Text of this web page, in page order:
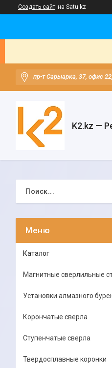
Создать сайт на Satu.kz
пр-т Сарыарка, 37, офис
K2.kz —
Каталог
Магнитные сверлильные
Установки алмазного
Корончатые сверла
Ступенчатые сверла
Твердосплавные коронки